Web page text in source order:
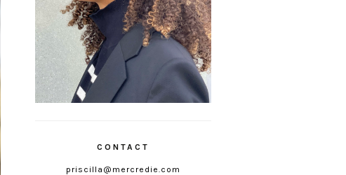
CONTACT
priscilla@mercredie.com